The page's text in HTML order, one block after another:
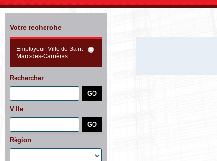
Votre recherche
Employeur: Ville de Saint-
Marc-des-Carrières
Rechercher
Ville
Région